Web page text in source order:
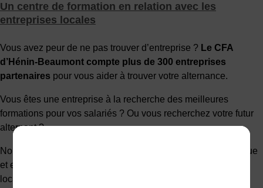
Un centre de formation en relation avec les
entreprises locales
Vous avez peur de ne pas trouver d’entreprise ? Le CFA
d’Hénin-Beaumont compte plus de 300 entreprises
partenaires pour vous aider à trouver votre alternance.
Vous êtes une entreprise à la recherche des meilleures
formations pour vos salariés ? Ou vous recherchez votre futur
alternant ?
Nous proposons plus de 650 formations en formation continue
et en alternance pour répondre aux besoins des entreprises
locales.